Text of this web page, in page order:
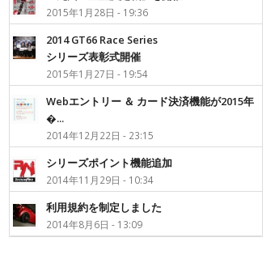
2015年1月28日 - 19:36
2014 GT66 Race Series
シリーズ表彰式開催
2015年1月27日 - 19:54
Webエントリー ＆ カード決済機能が2015年
�...
2014年12月22日 - 23:15
シリーズポイント機能追加
2014年11月29日 - 10:34
利用規約を制定しました
2014年8月6日 - 13:09